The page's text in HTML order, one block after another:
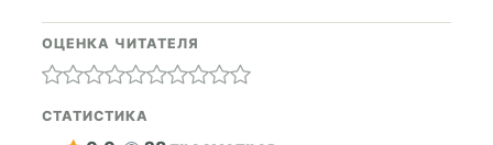
ОЦЕНКА ЧИТАТЕЛЯ
СТАТИСТИКА